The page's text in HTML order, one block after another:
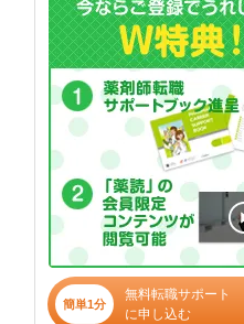
簡単1分
無料転職サポート
に申し込む